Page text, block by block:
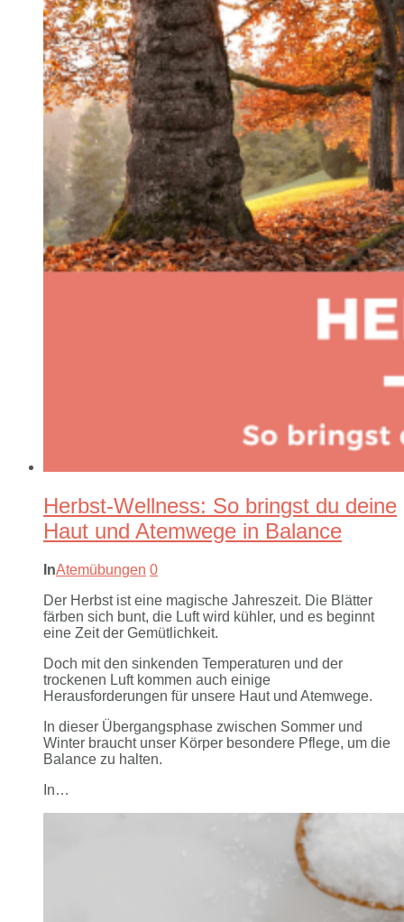
Herbst-Wellness: So bringst du deine
Haut und Atemwege in Balance
InAtemübungen 0
Der Herbst ist eine magische Jahreszeit. Die Blätter
färben sich bunt, die Luft wird kühler, und es beginnt
eine Zeit der Gemütlichkeit.
Doch mit den sinkenden Temperaturen und der
trockenen Luft kommen auch einige
Herausforderungen für unsere Haut und Atemwege.
In dieser Übergangsphase zwischen Sommer und
Winter braucht unser Körper besondere Pflege, um die
Balance zu halten.
In…